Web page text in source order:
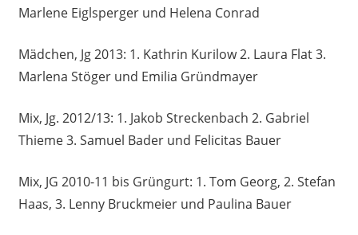
Marlene Eiglsperger und Helena Conrad
Mädchen, Jg 2013: 1. Kathrin Kurilow 2. Laura Flat 3.
Marlena Stöger und Emilia Gründmayer
Mix, Jg. 2012/13: 1. Jakob Streckenbach 2. Gabriel
Thieme 3. Samuel Bader und Felicitas Bauer
Mix, JG 2010-11 bis Grüngurt: 1. Tom Georg, 2. Stefan
Haas, 3. Lenny Bruckmeier und Paulina Bauer